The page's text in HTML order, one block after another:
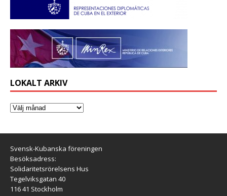
LOKALT ARKIV
Svensk-Kubanska föreningen
Besöksadress:
Solidaritetsrörelsens Hus
Tegelviksgatan 40
116 41 Stockholm